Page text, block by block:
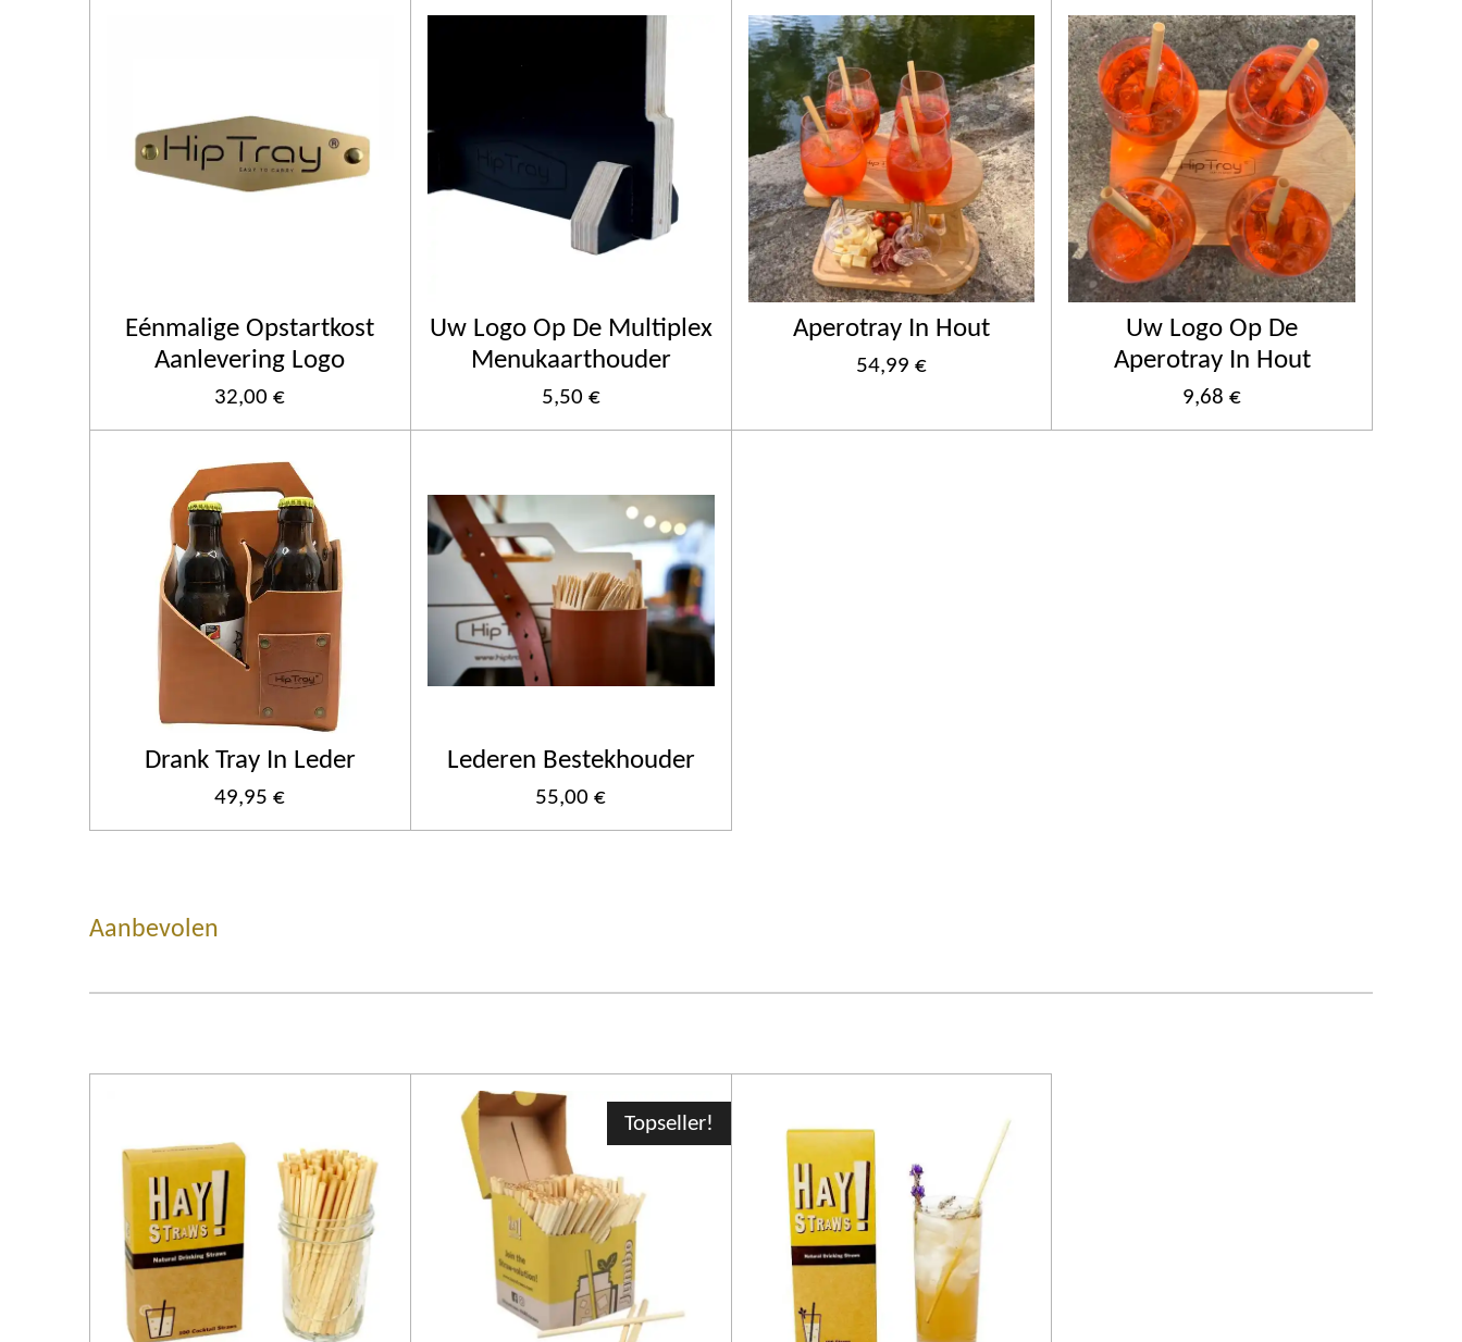
Eénmalige Opstartkost
Aanlevering Logo
32,00 €
Uw Logo Op De Multiplex
Menukaarthouder
5,50 €
Aperotray In Hout
54,99 €
Uw Logo Op De
Aperotray In Hout
9,68 €
Drank Tray In Leder
49,95 €
Lederen Bestekhouder
55,00 €
Aanbevolen
Topseller!